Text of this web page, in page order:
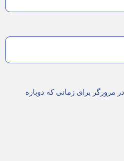
مرورگر برای زمانی که دوباره